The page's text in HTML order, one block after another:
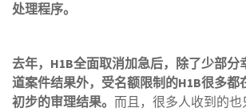
处理程序。
去年， H1B全面取消加急后，除了少部分
道案件结果外，受名额限制的H1B很多都
初步的审理结果。 而且，很多人收到的